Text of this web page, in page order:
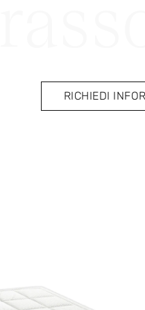
RICHIEDI